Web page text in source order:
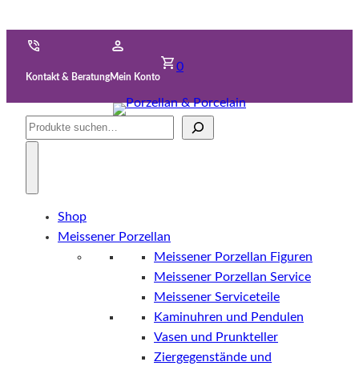
Kontakt & BeratungMein Konto
0
Suche
Shop
Meissener Porzellan
Meissener Porzellan Figuren
Meissener Porzellan Service
Meissener Serviceteile
Kaminuhren und Pendulen
Vasen und Prunkteller
Ziergegenstände und